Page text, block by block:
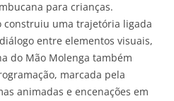
para crianças.
construiu uma trajetória ligada
entre elementos visuais,
do Mão Molenga também
marcada pela
animadas e encenações em